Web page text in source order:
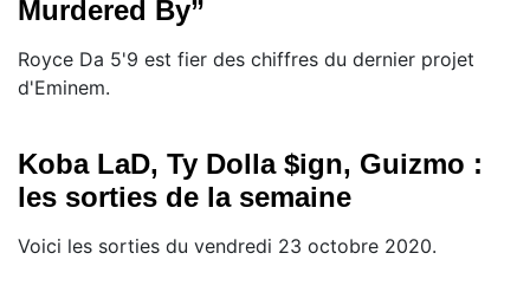
Murdered By”
Royce Da 5'9 est fier des chiffres du dernier projet
d'Eminem.
Koba LaD, Ty Dolla $ign, Guizmo :
les sorties de la semaine
Voici les sorties du vendredi 23 octobre 2020.